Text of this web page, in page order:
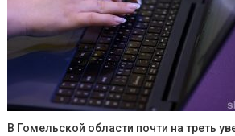
В Гомельской области почти на треть